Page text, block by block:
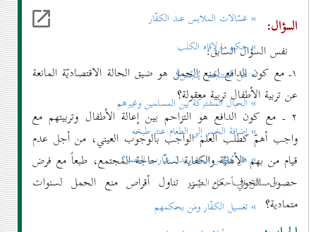
السؤال:
نفس السؤال السابق:
۱ـ مع كون الدافع لمنع الحمل هو ضيق الحالة الاقتصاديّة المانعة
عن تربية الأطفال تربية معقولة؟
۲ ـ مع كون الدافع هو التزاحم بين إعالة الأطفال وتربيتهم مع
واجب أهمّ كطلب العلم الواجب بالوجوب العيني، من أجل عدم
قيام من بهم الأهليّة والكفاية لسدّ حاجة المجتمع، طبعاً مع فرض
حصول الخوف من ضرر تناول أقراص منع الحمل لسنوات
متمادية؟
» غسّالات الملابس عند الكفّار
» حكم ما لاقاه الكلب
» هل المتنجّس يُنجّس؟
» الحبال المشتركة بين المسلمين وغيرهم
» إضافة الخمر إلی الطعام عند طبخه
» هل يُنجّس الخمر بدن شارب الخمر؟
» مسائل في أحكام الميّت
» تغسيل الكفّار ومَن بحكمهم